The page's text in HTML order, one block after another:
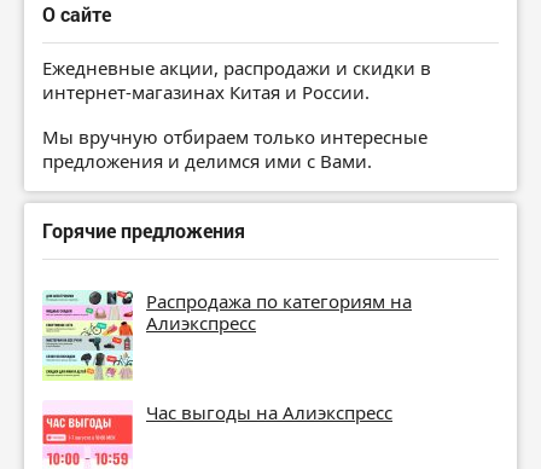
О сайте
Ежедневные акции, распродажи и скидки в
интернет-магазинах Китая и России.
Мы вручную отбираем только интересные
предложения и делимся ими с Вами.
Горячие предложения
Распродажа по категориям на
Алиэкспресс
Час выгоды на Алиэкспресс